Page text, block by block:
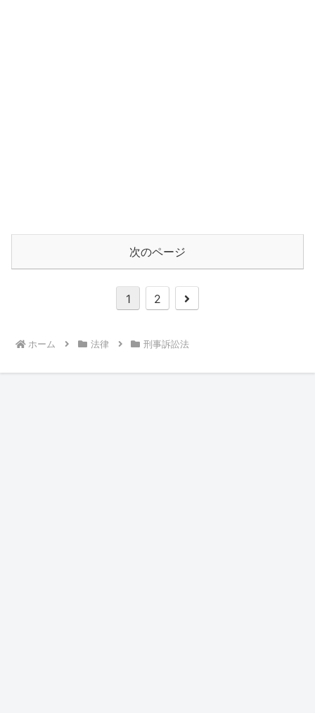
次のページ
1 2
次
ホーム 法律 刑事訴訟法